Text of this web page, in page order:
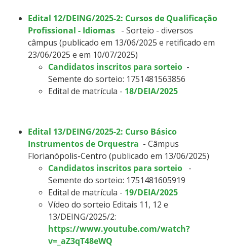
Edital 12/DEING/2025-2: Cursos de Qualificação
Profissional - Idiomas - Sorteio - diversos
câmpus (publicado em 13/06/2025 e retificado em
23/06/2025 e em 10/07/2025)
Candidatos inscritos para sorteio -
Semente do sorteio: 1751481563856
Edital de matrícula - 18/DEIA/2025
Edital 13/DEING/2025-2: Curso Básico
Instrumentos de Orquestra - Câmpus
Florianópolis-Centro (publicado em 13/06/2025)
Candidatos inscritos para sorteio -
Semente do sorteio: 1751481605919
Edital de matrícula - 19/DEIA/2025
Vídeo do sorteio Editais 11, 12 e
13/DEING/2025/2:
https://www.youtube.com/watch?
v=_aZ3qT48eWQ